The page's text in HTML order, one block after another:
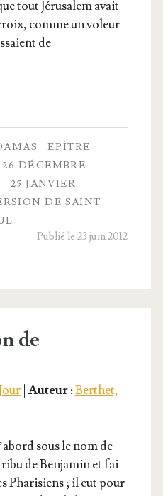
tout Jéru­sa­lem avait
comme un voleur
de
ÉPÎTRE
26 DÉCEMBRE
25 JANVIER
DE SAINT
Publié le 23 juin 2012
de
| Auteur :Berthet,
sous le nom de
de Ben­ja­min et fai­
Pha­ri­siens ; il eut pour